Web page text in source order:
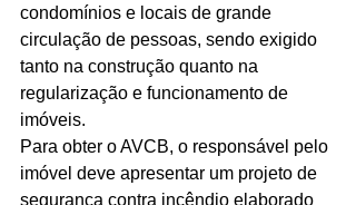
E também nosso instagram
condomínios e locais de grande
circulação de pessoas, sendo exigido
tanto na construção quanto na
regularização e funcionamento de
imóveis.
Para obter o AVCB, o responsável pelo
imóvel deve apresentar um projeto de
segurança contra incêndio elaborado